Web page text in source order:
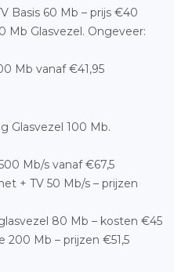
Basis 60 Mb – prijs €40
Mb Glasvezel. Ongeveer:
Mb vanaf €41,95
Glasvezel 100 Mb.
Mb/s vanaf €67,5
+ TV 50 Mb/s – prijzen
80 Mb – kosten €45
Mb – prijzen €51,5